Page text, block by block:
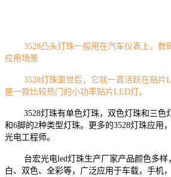
3528凸头灯珠一般用在汽车仪表上，数
应用场景
3528灯珠面世后，它就一直活跃在贴片
是一款比较热门的小功率贴片LED灯。
3528灯珠有单色灯珠，双色灯珠和三色
和6脚的2种类型灯珠。更多的3528灯珠应用
光电工程师。
台宏光电led灯珠生产厂家产品颜色多样
白、双色、全彩等，广泛应用于车载，手机